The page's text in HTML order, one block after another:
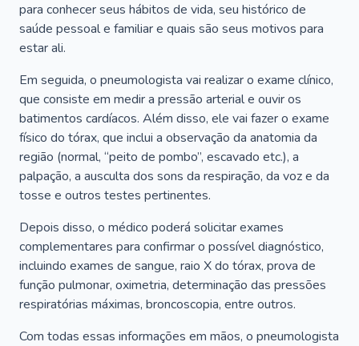
para conhecer seus hábitos de vida, seu histórico de
saúde pessoal e familiar e quais são seus motivos para
estar ali.
Em seguida, o pneumologista vai realizar o exame clínico,
que consiste em medir a pressão arterial e ouvir os
batimentos cardíacos. Além disso, ele vai fazer o exame
físico do tórax, que inclui a observação da anatomia da
região (normal, “peito de pombo”, escavado etc.), a
palpação, a ausculta dos sons da respiração, da voz e da
tosse e outros testes pertinentes.
Depois disso, o médico poderá solicitar exames
complementares para confirmar o possível diagnóstico,
incluindo exames de sangue, raio X do tórax, prova de
função pulmonar, oximetria, determinação das pressões
respiratórias máximas, broncoscopia, entre outros.
Com todas essas informações em mãos, o pneumologista